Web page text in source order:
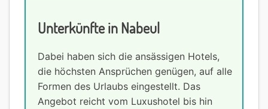
Unterkünfte in Nabeul
Dabei haben sich die ansässigen Hotels,
die höchsten Ansprüchen genügen, auf alle
Formen des Urlaubs eingestellt. Das
Angebot reicht vom Luxushotel bis hin